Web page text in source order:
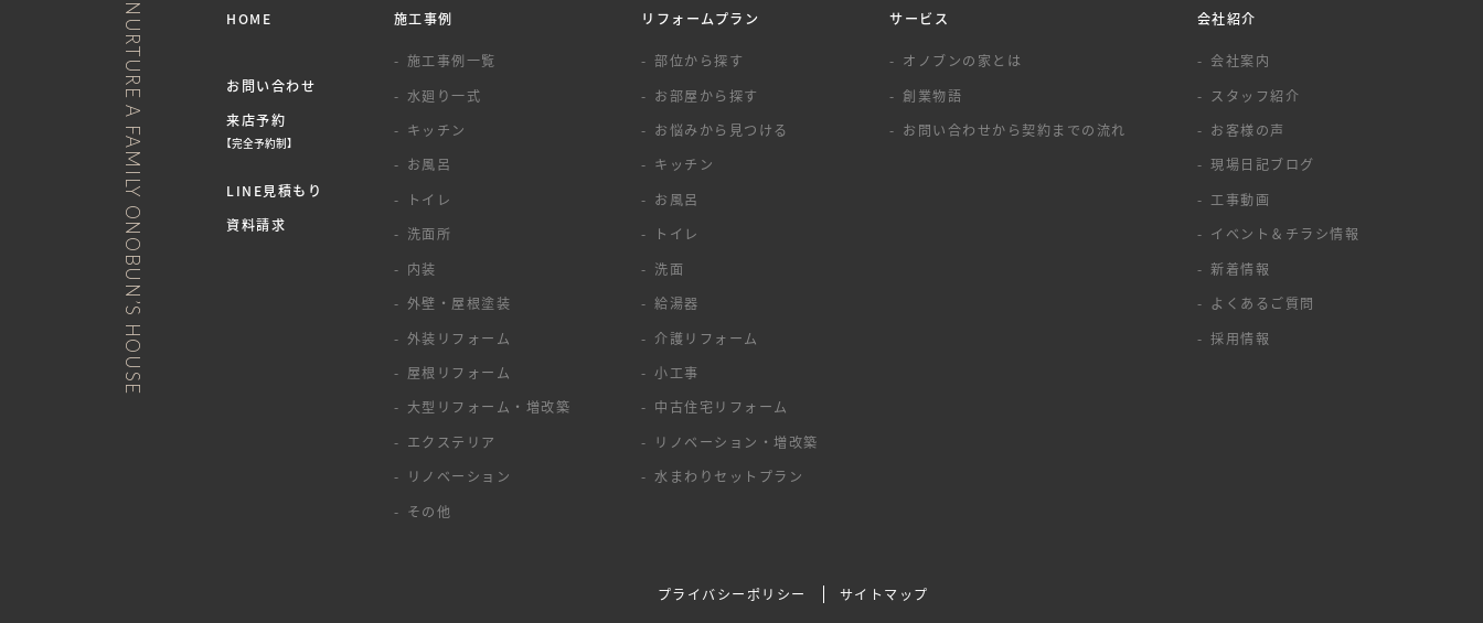
NURTURE A FAMILY ONOBUN’S HOUSE HOME
お問い合わせ
来店予約
【完全予約制】
LINE見積もり
資料請求
施工事例
施工事例一覧
水廻り一式
キッチン
お風呂
トイレ
洗面所
内装
外壁・屋根塗装
外装リフォーム
屋根リフォーム
大型リフォーム・増改築
エクステリア
リノベーション
その他
リフォームプラン
部位から探す
お部屋から探す
お悩みから見つける
キッチン
お風呂
トイレ
洗面
給湯器
介護リフォーム
小工事
中古住宅リフォーム
リノベーション・増改築
水まわりセットプラン
サービス
オノブンの家とは
創業物語
お問い合わせから契約までの流れ
会社紹介
会社案内
スタッフ紹介
お客様の声
現場日記ブログ
工事動画
イベント＆チラシ情報
新着情報
よくあるご質問
採用情報
プライバシーポリシー サイトマップ